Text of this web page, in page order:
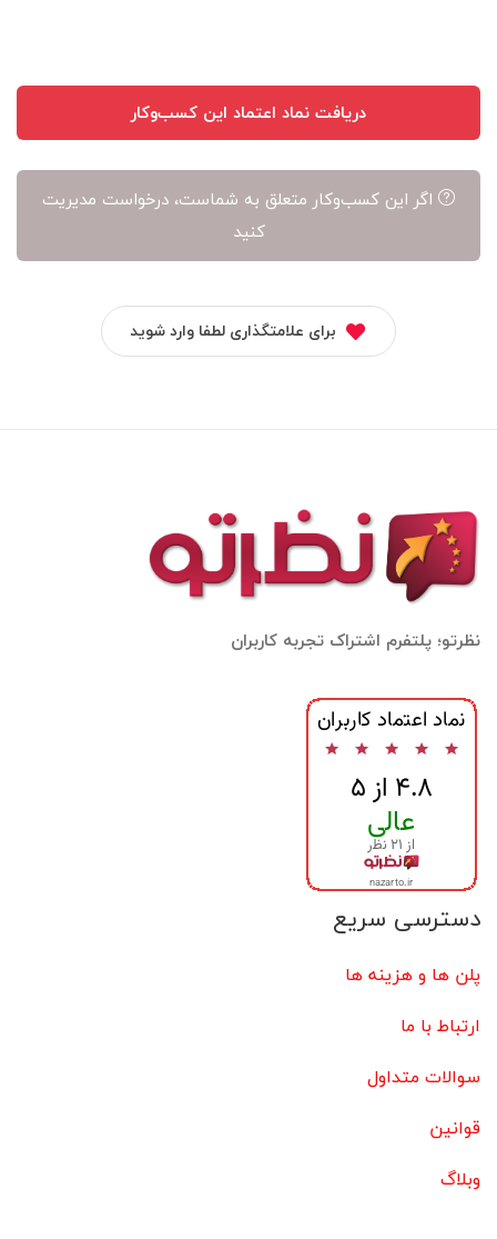
دریافت نماد اعتماد این کسب‌وکار
اگر این کسب‌وکار متعلق به شماست، درخواست مدیریت
کنید
برای علامتگذاری لطفا وارد شوید
نظرتو؛ پلتفرم اشتراک تجربه کاربران
دسترسی سریع
پلن ها و هزینه ها
ارتباط با ما
سوالات متداول
قوانین
وبلاگ